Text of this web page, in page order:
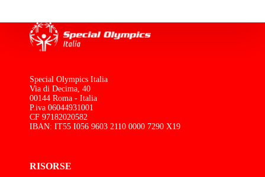
Special Olympics Italia
Via di Decima, 40
00144 Roma - Italia
P.iva 06044931001
CF 97182020582
IBAN: IT55 I056 9603 2110 0000 7290 X19
RISORSE